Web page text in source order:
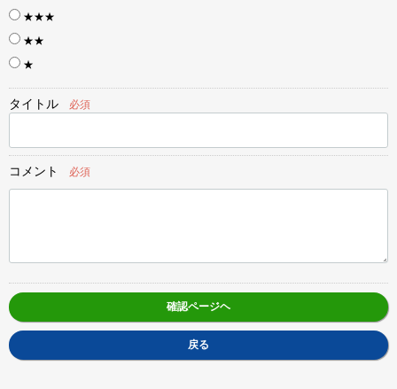
★★★
★★
★
タイトル 必須
コメント 必須
確認ページヘ
戻る